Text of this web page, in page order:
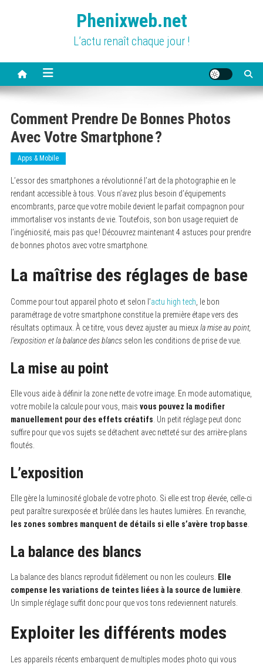
Phenixweb.net
L’actu renaît chaque jour !
Comment Prendre De Bonnes Photos
Avec Votre Smartphone ?
Apps & Mobile
L’essor des smartphones a révolutionné l’art de la photographie en le
rendant accessible à tous. Vous n’avez plus besoin d’équipements
encombrants, parce que votre mobile devient le parfait compagnon pour
immortaliser vos instants de vie. Toutefois, son bon usage requiert de
l’ingéniosité, mais pas que ! Découvrez maintenant 4 astuces pour prendre
de bonnes photos avec votre smartphone.
La maîtrise des réglages de base
Comme pour tout appareil photo et selon l’actu high tech , le bon
paramétrage de votre smartphone constitue la première étape vers des
résultats optimaux. À ce titre, vous devez ajuster au mieuxla mise au point,
l’exposition et la balance des blancsselon les conditions de prise de vue.
La mise au point
Elle vous aide à définir la zone nette de votre image. En mode automatique,
votre mobile la calcule pour vous, mais vous pouvez la modifier
manuellement pour des effets créatifs . Un petit réglage peut donc
suffire pour que vos sujets se détachent avec netteté sur des arrière-plans
floutés.
L’exposition
Elle gère la luminosité globale de votre photo. Si elle est trop élevée, celle-ci
peut paraître surexposée et brûlée dans les hautes lumières. En revanche,
les zones sombres manquent de détails si elle s’avère trop basse
La balance des blancs
La balance des blancs reproduit fidèlement ou non les couleurs.
Elle
compense les variations de teintes liées à la source de lumière
Un simple réglage suffit donc pour que vos tons redeviennent naturels.
Exploiter les différents modes
Les appareils récents embarquent de multiples modes photo qui vous